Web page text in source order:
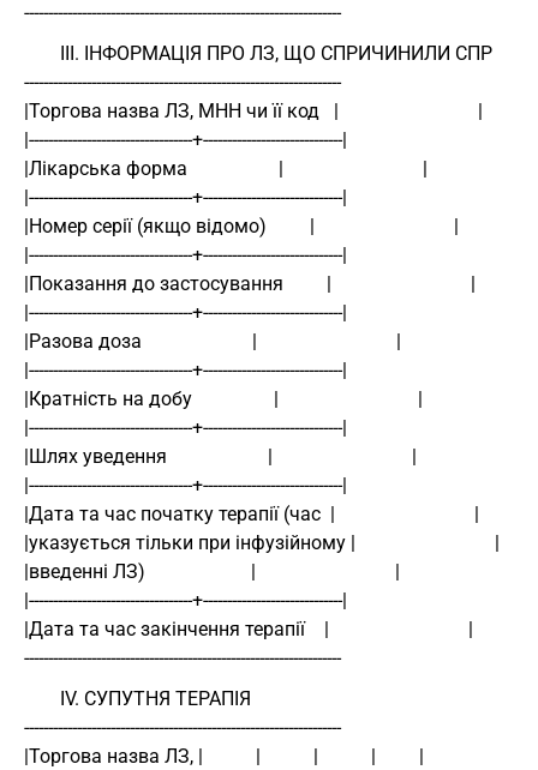
------------------------------------------------------------------
III. ІНФОРМАЦІЯ ПРО ЛЗ, ЩО СПРИЧИНИЛИ СПР
------------------------------------------------------------------
|Торгова назва ЛЗ, МНН чи її код   |                             |
|----------------------------------+-----------------------------|
|Лікарська форма                   |                             |
|----------------------------------+-----------------------------|
|Номер серії (якщо відомо)         |                             |
|----------------------------------+-----------------------------|
|Показання до застосування         |                             |
|----------------------------------+-----------------------------|
|Разова доза                       |                             |
|----------------------------------+-----------------------------|
|Кратність на добу                 |                             |
|----------------------------------+-----------------------------|
|Шлях уведення                     |                             |
|----------------------------------+-----------------------------|
|Дата та час початку терапії (час  |                             |
|указується тільки при інфузійному |                             |
|введенні ЛЗ)                      |                             |
|----------------------------------+-----------------------------|
|Дата та час закінчення терапії    |                             |
------------------------------------------------------------------
IV. СУПУТНЯ ТЕРАПІЯ
------------------------------------------------------------------
|Торгова назва ЛЗ, |           |           |           |         |